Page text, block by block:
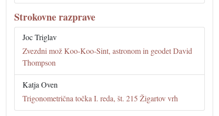
Strokovne razprave
Joc Triglav
Zvezdni mož Koo-Koo-Sint, astronom in geodet David
Thompson
Katja Oven
Trigonometrična točka I. reda, št. 215 Žigartov vrh